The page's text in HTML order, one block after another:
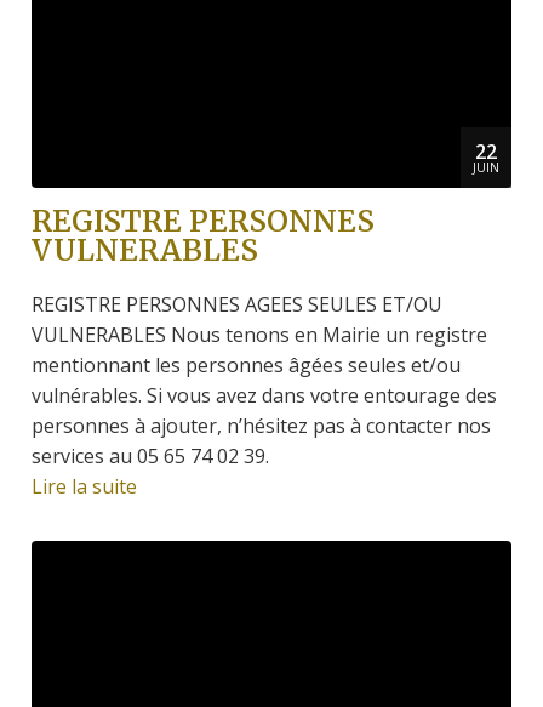
22
JUIN
REGISTRE PERSONNES
VULNERABLES
REGISTRE PERSONNES AGEES SEULES ET/OU
VULNERABLES Nous tenons en Mairie un registre
mentionnant les personnes âgées seules et/ou
vulnérables. Si vous avez dans votre entourage des
personnes à ajouter, n’hésitez pas à contacter nos
services au 05 65 74 02 39.
Lire la suite